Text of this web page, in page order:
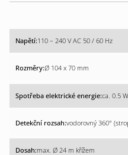
110 – 240 V AC 50 / 60 Hz
Ø 104 x 70 mm
ca. 0.5 W
vodorovný 360°
max. Ø 24 m křížem